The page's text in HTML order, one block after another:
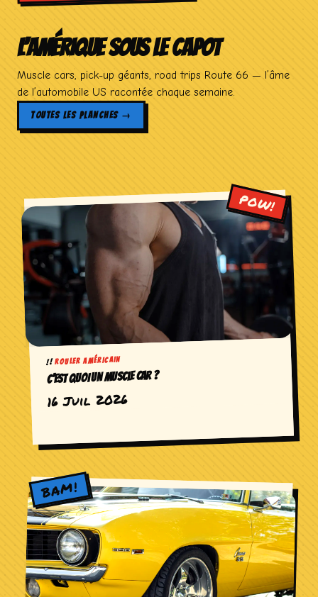
L’AMÉRIQUE SOUS LE CAPOT
Muscle cars, pick-up géants, road trips Route 66 — l’âme
de l’automobile US racontée chaque semaine.
TOUTES LES PLANCHES →
ROULER AMÉRICAIN
C’EST QUOI UN MUSCLE CAR ?
16 Juil 2026